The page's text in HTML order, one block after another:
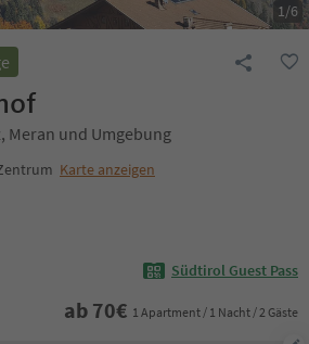
1/6
Meran und Umgebung
Karte anzeigen
Südtirol Guest Pass
ab 70€ 1 Apartment / 1 Nacht / 2 Gäste